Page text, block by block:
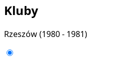
Kluby
Rzeszów(1980 - 1981)